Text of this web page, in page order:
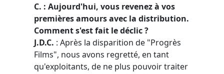
C. : Aujourd'hui, vous revenez à vos
premières amours avec la distribution.
Comment s'est fait le déclic ?
J.D.C. : Après la disparition de "Progrès
Films", nous avons regretté, en tant
qu'exploitants, de ne plus pouvoir traiter